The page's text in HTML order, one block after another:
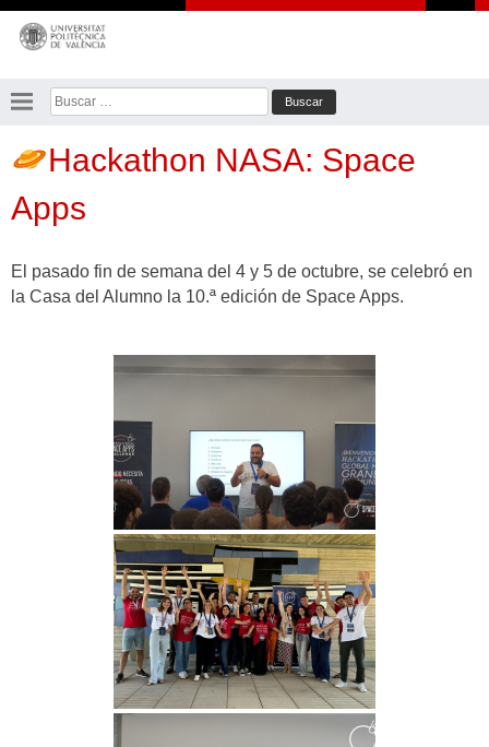
Saltar
contenido
Buscar:
Hackathon NASA: Space
Apps
El pasado fin de semana del 4 y 5 de octubre, se celebró en
la Casa del Alumno la 10.ª edición de Space Apps.